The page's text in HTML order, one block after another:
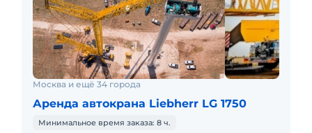
Москва и ещё 34 города
Аренда автокрана Liebherr LG 1750
Минимальное время заказа: 8 ч.